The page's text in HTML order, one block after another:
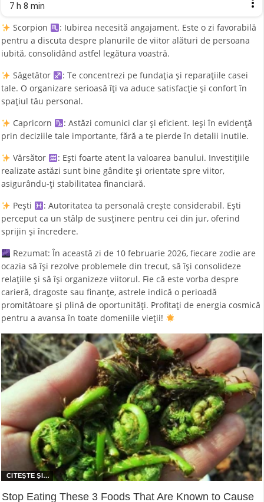
7 h 8 min
Scorpion
: Iubirea necesită angajament. Este o zi favorabilă
pentru a discuta despre planurile de viitor alături de persoana
iubită, consolidând astfel legătura voastră.
Săgetător
: Te concentrezi pe fundația și reparațiile casei
tale. O organizare serioasă îți va aduce satisfacție și confort în
spațiul tău personal.
Capricorn
: Astăzi comunici clar și eficient. Ieși în evidență
prin deciziile tale importante, fără a te pierde în detalii inutile.
Vărsător
: Ești foarte atent la valoarea banului. Investițiile
realizate astăzi sunt bine gândite și orientate spre viitor,
asigurându-ți stabilitatea financiară.
Pești
: Autoritatea ta personală crește considerabil. Ești
perceput ca un stâlp de susținere pentru cei din jur, oferind
sprijin și încredere.
Rezumat: În această zi de 10 februarie 2026, fiecare zodie are
ocazia să își rezolve problemele din trecut, să își consolideze
relațiile și să își organizeze viitorul. Fie că este vorba despre
carieră, dragoste sau finanțe, astrele indică o perioadă
promitătoare și plină de oportunități. Profitați de energia cosmică
pentru a avansa în toate domeniile vieții!
Stop Eating These 3 Foods That Are Known to Cause